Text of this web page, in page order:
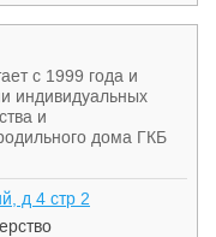
с 1999 года и
индивидуальных
и
дома ГКБ
д 4 стр 2